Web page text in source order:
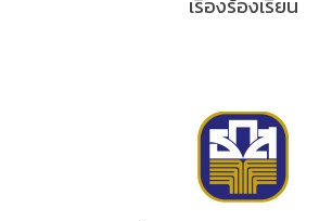
เรื่องร้องเรียน